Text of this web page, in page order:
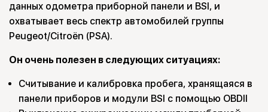
данных одометра приборной панели и BSI, и
охватывает весь спектр автомобилей группы
Peugeot/Citroën (PSA).
Он очень полезен в следующих ситуациях:
Считывание и калибровка пробега, хранящаяся в
панели приборов и модули BSI с помощью OBDII